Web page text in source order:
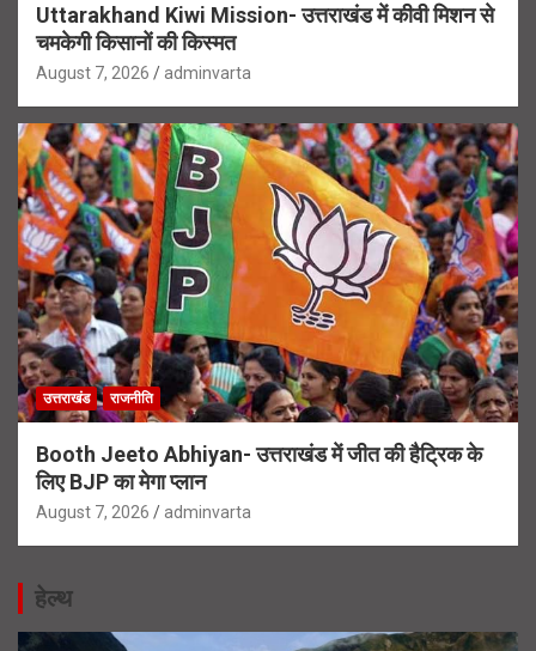
Uttarakhand Kiwi Mission- उत्तराखंड में कीवी मिशन से
चमकेगी किसानों की किस्मत
August 7, 2026 adminvarta
उत्तराखंड राजनीति
Booth Jeeto Abhiyan- उत्तराखंड में जीत की हैट्रिक के
लिए BJP का मेगा प्लान
August 7, 2026 adminvarta
हेल्थ